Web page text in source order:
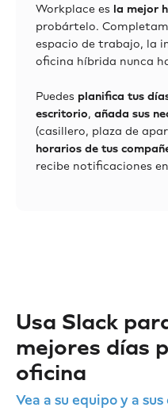
Workplace es la mejor
probártelo.
espacio de trabajo, la
oficina híbrida nunca
Puedes planifica tus
escritorio, añada sus
(casillero, plaza de
horarios de tus
recibe notificaciones
Usa Slack
mejores días
oficina
Vea a su equipo y a